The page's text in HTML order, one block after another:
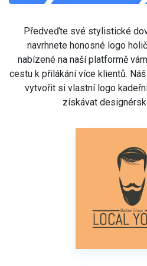
Předveďte své stylistické
navrhnete honosné logo
nabízené na naší platformě
cestu k přilákání více klientů.
vytvořit si vlastní logo
získávat